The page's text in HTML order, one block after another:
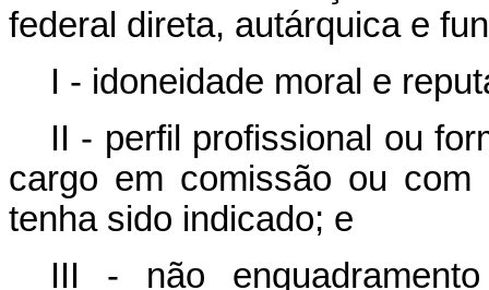
federal direta, autárquica e
I - idoneidade moral e
II - perfil profissional ou
cargo em comissão ou
tenha sido indicado; e
III - não